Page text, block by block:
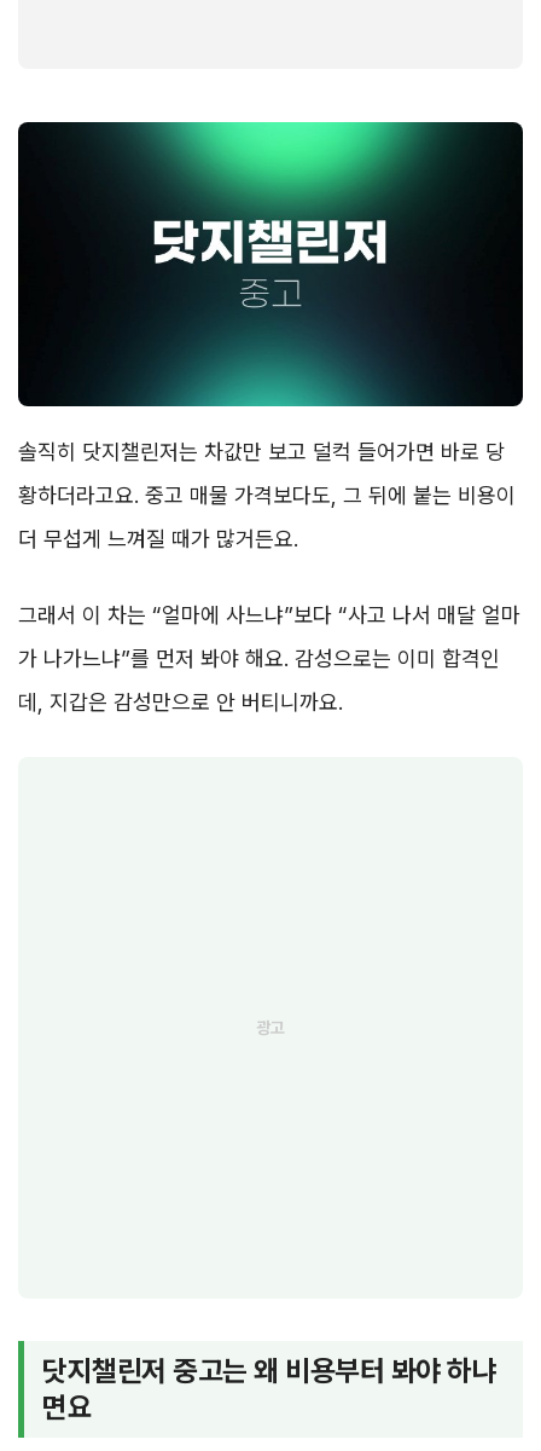
솔직히 닷지챌린저는 차값만 보고 덜컥 들어가면 바로 당
황하더라고요. 중고 매물 가격보다도, 그 뒤에 붙는 비용이
더 무섭게 느껴질 때가 많거든요.
그래서 이 차는 “얼마에 사느냐”보다 “사고 나서 매달 얼마
가 나가느냐”를 먼저 봐야 해요. 감성으로는 이미 합격인
데, 지갑은 감성만으로 안 버티니까요.
닷지챌린저 중고는 왜 비용부터 봐야 하냐
면요